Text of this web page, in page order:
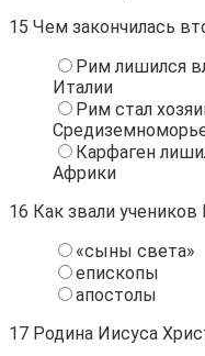
15 Чем закончилась
Рим лишился
Италии
Рим стал
Карфаген
Африки
16 Как звали учеников
«сыны света»
епископы
апостолы
17 Родина Иисуса